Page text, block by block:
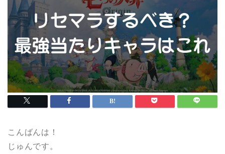
こんばんは！
じゅんです。